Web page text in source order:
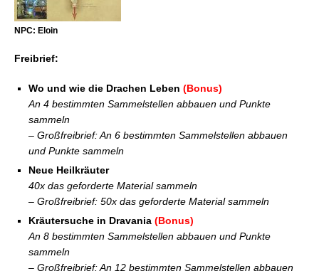
NPC: Eloin
Freibrief:
Wo und wie die Drachen Leben (Bonus)
An 4 bestimmten Sammelstellen abbauen und Punkte
sammeln
– Großfreibrief: An 6 bestimmten Sammelstellen abbauen
und Punkte sammeln
Neue Heilkräuter
40x das geforderte Material sammeln
– Großfreibrief: 50x das geforderte Material sammeln
Kräutersuche in Dravania (Bonus)
An 8 bestimmten Sammelstellen abbauen und Punkte
sammeln
– Großfreibrief: An 12 bestimmten Sammelstellen abbauen